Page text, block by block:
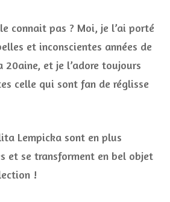
connait pas ? Moi, je l’ai porté
et inconscientes années de
et je l’adore toujours
celle qui sont fan de réglisse
Lempicka sont en plus
et se transforment en bel objet
!